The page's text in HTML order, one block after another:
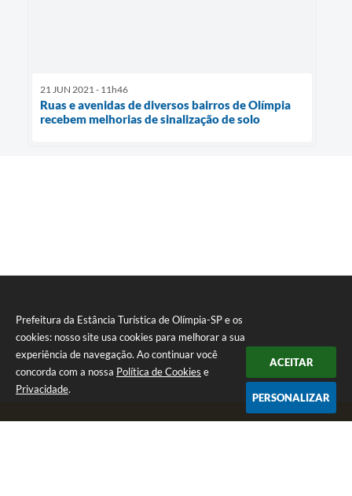
Prefeitura da Estância Turística de Olímpia-SP e os
cookies: nosso site usa cookies para melhorar a sua
experiência de navegação. Ao continuar você
concorda com a nossa Política de Cookies e
Privacidade.
ACEITAR
PERSONALIZAR
21 JUN 2021 - 11h46
Ruas e avenidas de diversos bairros de Olímpia
recebem melhorias de sinalização de solo